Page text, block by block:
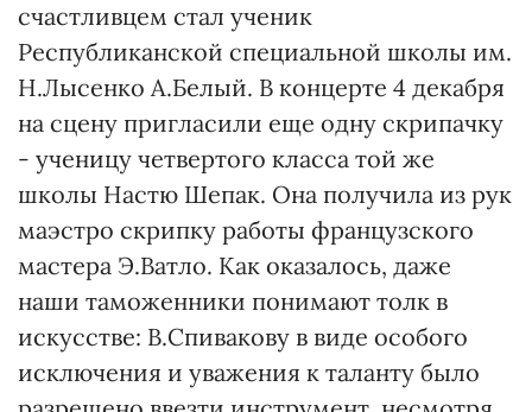
счастливцем стал ученик
Республиканской специальной школы им.
Н.Лысенко А.Белый. В концерте 4 декабря
на сцену пригласили еще одну скрипачку
- ученицу четвертого класса той же
школы Настю Шепак. Она получила из рук
маэстро скрипку работы французского
мастера Э.Ватло. Как оказалось, даже
наши таможенники понимают толк в
искусстве: В.Спивакову в виде особого
исключения и уважения к таланту было